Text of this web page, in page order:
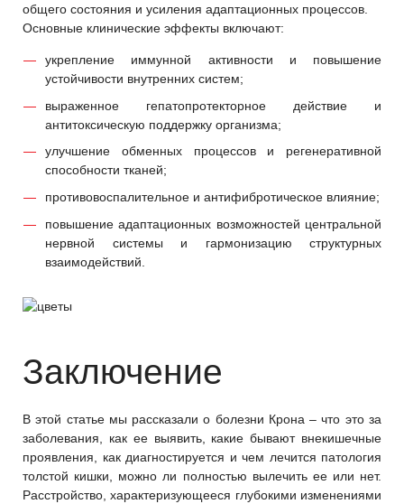
общего состояния и усиления адаптационных процессов.
Основные клинические эффекты включают:
укрепление иммунной активности и повышение
устойчивости внутренних систем;
выраженное гепатопротекторное действие и
антитоксическую поддержку организма;
улучшение обменных процессов и регенеративной
способности тканей;
противовоспалительное и антифибротическое влияние;
повышение адаптационных возможностей центральной
нервной системы и гармонизацию структурных
взаимодействий.
Заключение
В этой статье мы рассказали о болезни Крона – что это за
заболевания, как ее выявить, какие бывают внекишечные
проявления, как диагностируется и чем лечится патология
толстой кишки, можно ли полностью вылечить ее или нет.
Расстройство, характеризующееся глубокими изменениями